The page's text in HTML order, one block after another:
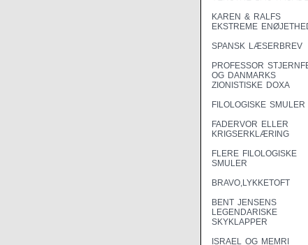
KAREN & RALFS
EKSTREME
SPANSK LÆSERBREV
PROFESSOR
OG DANMARKS
ZIONISTISKE DOXA
FILOLOGISKE SMULER
FADERVOR ELLER
KRIGSERKLÆRING
FLERE FILOLOGISKE
SMULER
BRAVO,LYKKETOFT
BENT JENSENS
LEGENDARISKE
SKYKLAPPER
ISRAEL OG MEMRI